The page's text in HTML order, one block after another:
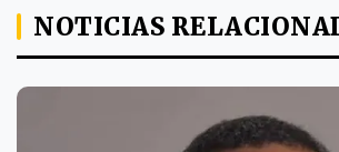
NOTICIAS